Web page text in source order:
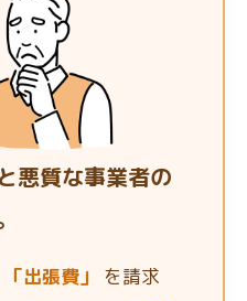
悪質な事業者の
「出張費」
を請求